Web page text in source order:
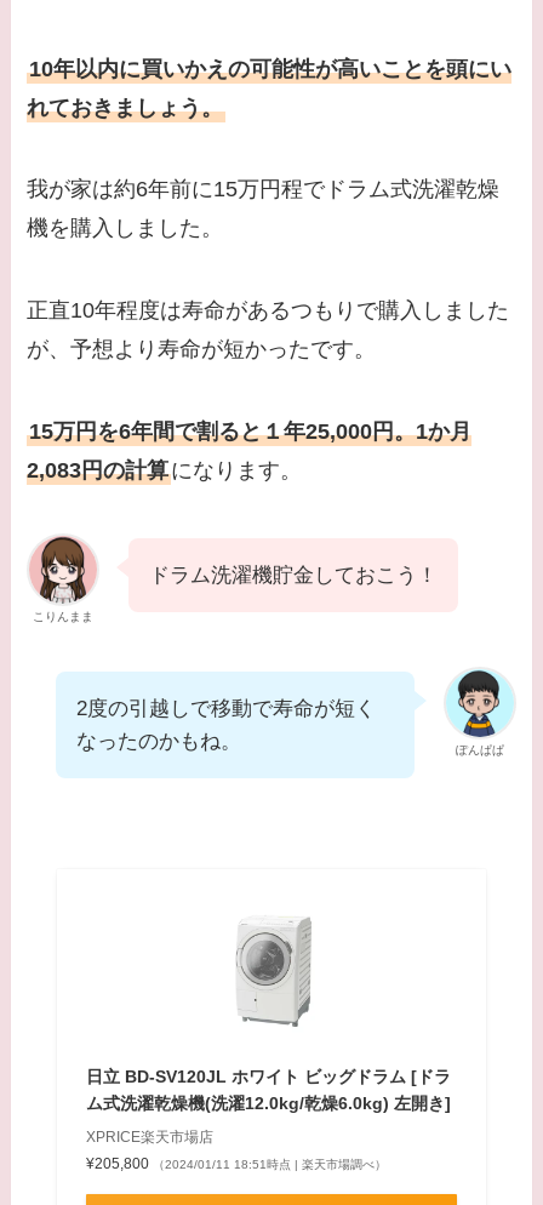
10年以内に買いかえの可能性が高いことを頭にい
れておきましょう。
我が家は約6年前に15万円程でドラム式洗濯乾燥
機を購入しました。
正直10年程度は寿命があるつもりで購入しました
が、予想より寿命が短かったです。
15万円を6年間で割ると１年25,000円。1か月
2,083円の計算になります。
こりんまま
ドラム洗濯機貯金しておこう！
ぽんぱぱ
2度の引越しで移動で寿命が短く
なったのかもね。
日立 BD-SV120JL ホワイト ビッグドラム [ドラ
ム式洗濯乾燥機(洗濯12.0kg/乾燥6.0kg) 左開き]
XPRICE楽天市場店
¥205,800
（2024/01/11 18:51時点 | 楽天市場調べ）